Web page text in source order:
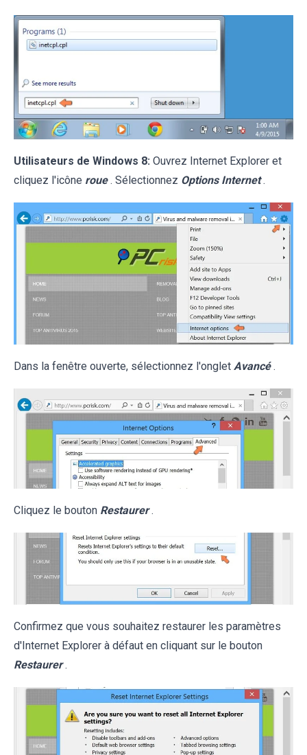
Utilisateurs de Windows 8: Ouvrez Internet Explorer et
cliquez l'icône roue . Sélectionnez Options Internet .
Dans la fenêtre ouverte, sélectionnez l'onglet Avancé .
Cliquez le bouton Restaurer .
Confirmez que vous souhaitez restaurer les paramètres
d'Internet Explorer à défaut en cliquant sur le bouton
Restaurer .